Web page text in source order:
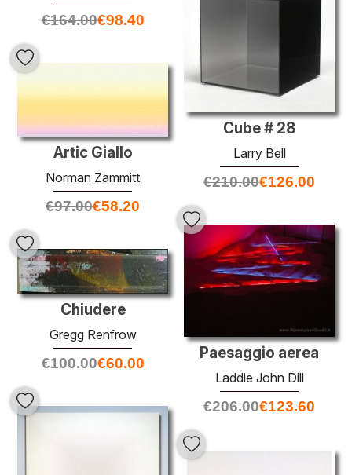
€164.00€98.40
Cube # 28
Larry Bell
€210.00€126.00
Artic Giallo
Norman Zammitt
€97.00€58.20
Paesaggio aerea
Laddie John Dill
€206.00€123.60
Chiudere
Gregg Renfrow
€100.00€60.00